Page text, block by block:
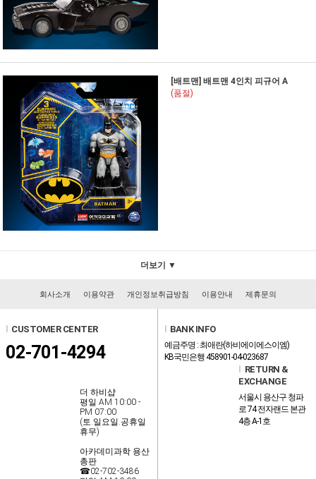
[배트맨] 배트맨 4인치 피규어 A
(품절)
더보기 ▼
회사소개 이용약관 개인정보취급방침 이용안내 제휴문의
l CUSTOMER CENTER
02-701-4294
더 하비샵
평일 AM 10:00 -
PM 07:00
(토.일요일.공휴일
휴무)
아카데미과학 용산
총판
☎02-702-3486
l BANK INFO
예금주명 : 최애란(하비에이에스이엠)
KB국민은행 458901-04-023687
l RETURN &
EXCHANGE
서울시 용산구 청파
로 74 전자랜드 본관
4층 A-1호